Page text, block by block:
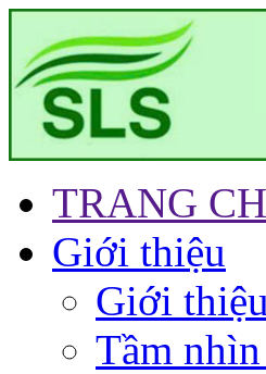
TRANG
Giới thiệu
Giới
Tầm